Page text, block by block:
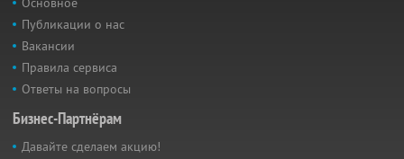
Публикации о нас
Вакансии
Правила сервиса
Ответы на вопросы
Бизнес-Партнёрам
Давайте сделаем акцию!